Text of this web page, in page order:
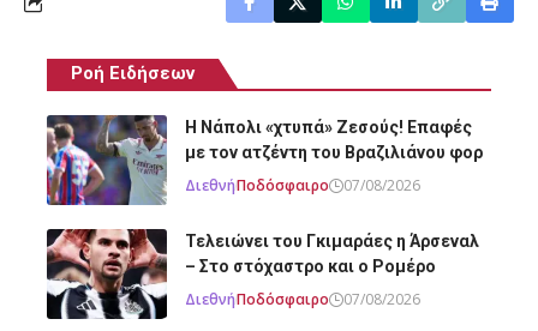
Ροή Ειδήσεων
Η Νάπολι «χτυπά» Ζεσούς! Επαφές
με τον ατζέντη του Βραζιλιάνου φορ
ΔιεθνήΠοδόσφαιρο 07/08/2026
Τελειώνει του Γκιμαράες η Άρσεναλ
– Στο στόχαστρο και ο Ρομέρο
ΔιεθνήΠοδόσφαιρο 07/08/2026